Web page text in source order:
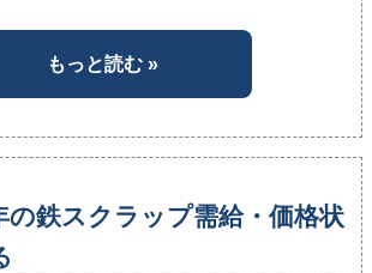
もっと読む »
の鉄スクラップ需給・価格状